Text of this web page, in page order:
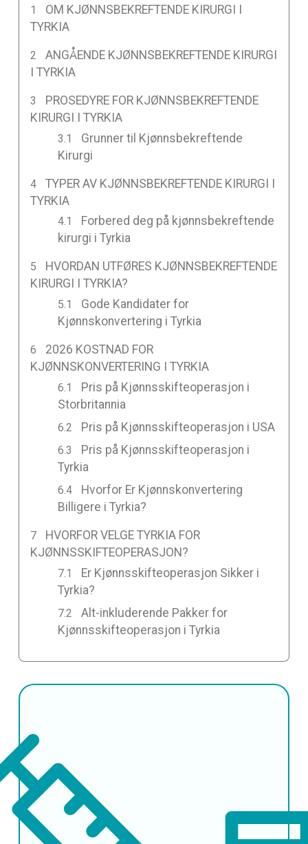
OM KJØNNSBEKREFTENDE KIRURGI I
TYRKIA
ANGÅENDE KJØNNSBEKREFTENDE KIRURGI
I TYRKIA
PROSEDYRE FOR KJØNNSBEKREFTENDE
KIRURGI I TYRKIA
Grunner til Kjønnsbekreftende
Kirurgi
TYPER AV KJØNNSBEKREFTENDE KIRURGI I
TYRKIA
Forbered deg på kjønnsbekreftende
kirurgi i Tyrkia
HVORDAN UTFØRES KJØNNSBEKREFTENDE
KIRURGI I TYRKIA?
Gode Kandidater for
Kjønnskonvertering i Tyrkia
2026 KOSTNAD FOR
KJØNNSKONVERTERING I TYRKIA
Pris på Kjønnsskifteoperasjon i
Storbritannia
Pris på Kjønnsskifteoperasjon i USA
Pris på Kjønnsskifteoperasjon i
Tyrkia
Hvorfor Er Kjønnskonvertering
Billigere i Tyrkia?
HVORFOR VELGE TYRKIA FOR
KJØNNSSKIFTEOPERASJON?
Er Kjønnsskifteoperasjon Sikker i
Tyrkia?
Alt-inkluderende Pakker for
Kjønnsskifteoperasjon i Tyrkia